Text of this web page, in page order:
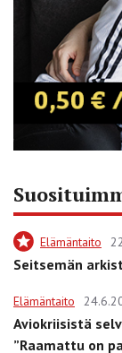
Elämäntaito
Seitsemän
Elämäntaito
Aviokriisistä
”Raamattu on